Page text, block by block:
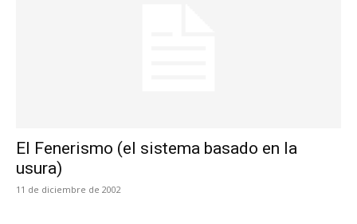
El Fenerismo (el sistema basado en la
usura)
11 de diciembre de 2002